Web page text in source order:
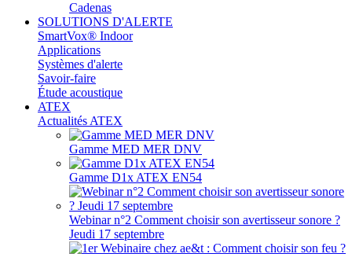
Cadenas
SOLUTIONS D'ALERTE
SmartVox® Indoor
Applications
Systèmes d'alerte
Savoir-faire
Étude acoustique
ATEX
Actualités ATEX
Gamme MED MER DNV
Gamme D1x ATEX EN54
Webinar n°2 Comment choisir son avertisseur sonore ?
Jeudi 17 septembre